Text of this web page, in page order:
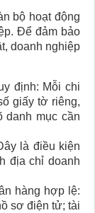
bộ hoạt động
Để đảm bảo
doanh nghiệp
định: Mỗi chi
giấy tờ riêng,
danh mục cần
là điều kiện
địa chỉ doanh
hàng hợp lệ:
sơ điện tử; tài